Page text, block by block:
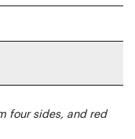
four sides, and red